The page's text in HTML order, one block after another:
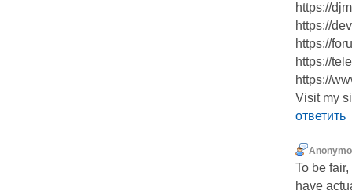
https://
https://
https://
https://
https://
Visit my
ответить
To be
have